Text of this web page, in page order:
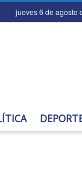
jueves 6 de